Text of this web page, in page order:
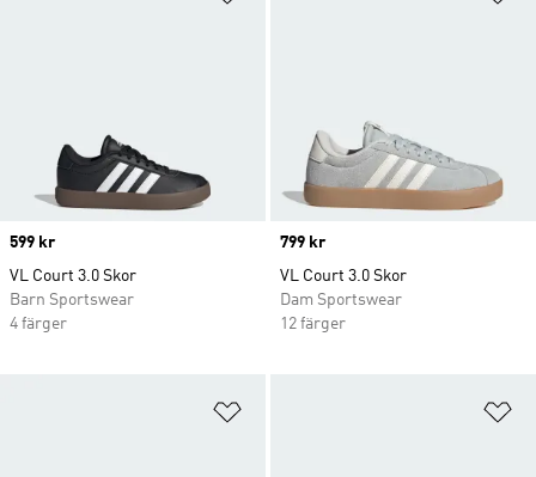
Price
599 kr
VL Court 3.0 Skor
Barn Sportswear
4 färger
Price
799 kr
VL Court 3.0 Skor
Dam Sportswear
12 färger